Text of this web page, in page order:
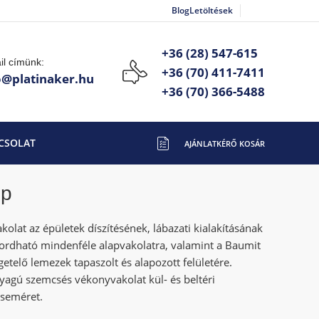
BlogLetöltések
címünk:
+36 (28) 547-615
+36 (70) 411-7411
+36 (70) 366-5488
az épületek díszítésének, lábazati kialakításának
mindenféle alapvakolatra, valamint a Baumit
lemezek tapaszolt és alapozott felületére.
szemcsés vékonyvakolat kül- és beltéri